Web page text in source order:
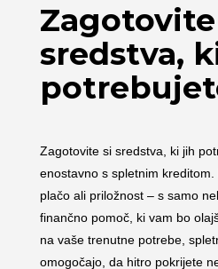
sredstva,
Zagotovite si sredstva, ki jih
enostavno s spletnim
plačo ali priložnost – s samo
finančno pomoč, ki vam bo
na vaše trenutne potrebe,
omogočajo, da hitro pokrijete